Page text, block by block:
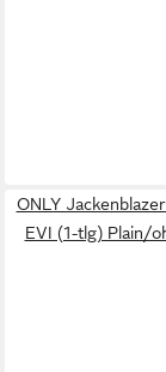
ONLY
EVI (1-tlg) Plain/